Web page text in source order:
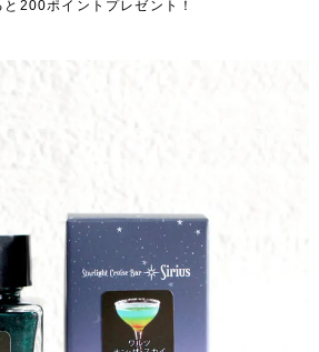
と200ポイントプレゼント！